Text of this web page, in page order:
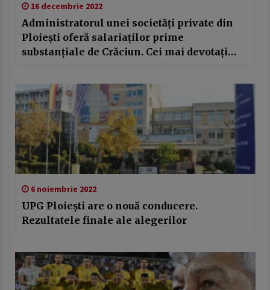
16 decembrie 2022
Administratorul unei societăți private din
Ploiești oferă salariaților prime
substanțiale de Crăciun. Cei mai devotați
străinătate
6 noiembrie 2022
UPG Ploiești are o nouă conducere.
Rezultatele finale ale alegerilor